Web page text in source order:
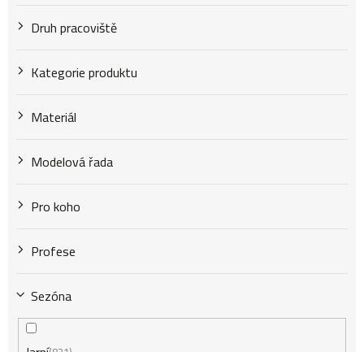
Druh pracoviště
Kategorie produktu
Materiál
Modelová řada
Pro koho
Profese
Sezóna